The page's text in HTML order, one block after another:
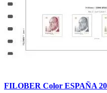
FILOBER Color ESPAÑA